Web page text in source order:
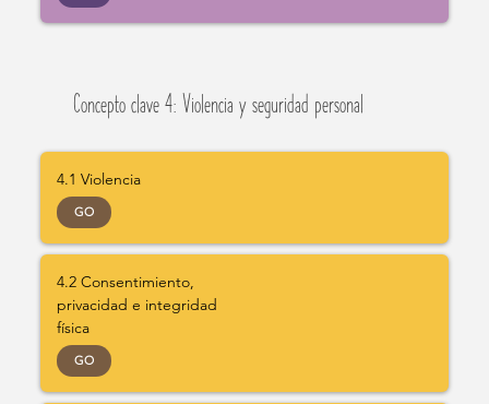
Concepto clave 4: Violencia y seguridad personal
4.1 Violencia
GO
4.2 Consentimiento,
privacidad e integridad
física
GO